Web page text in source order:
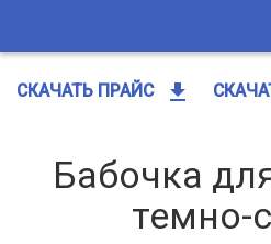
СКАЧАТЬ ПРАЙС get_app
Бабочка
темно-